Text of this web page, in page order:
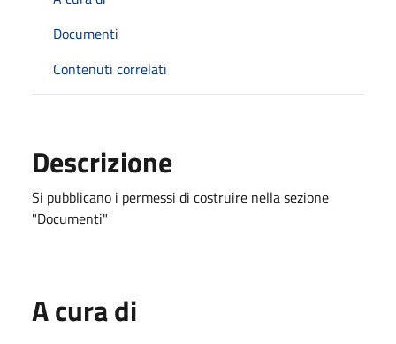
Documenti
Contenuti correlati
Descrizione
Si pubblicano i permessi di costruire nella sezione
"Documenti"
A cura di